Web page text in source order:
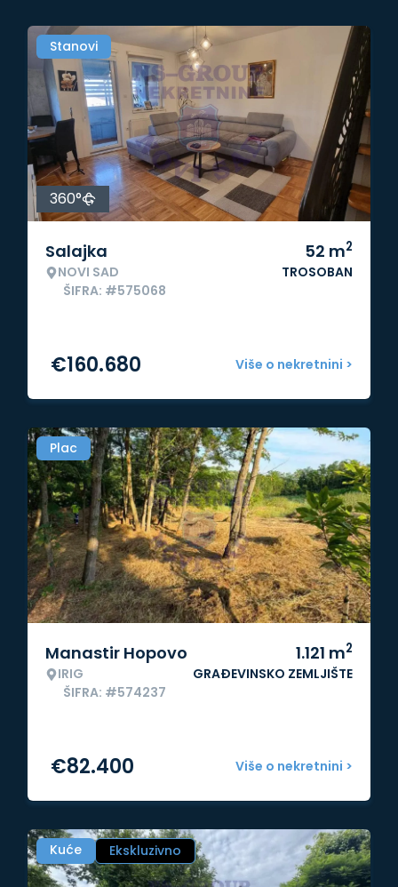
Stanovi
360°
Salajka
NOVI SAD
ŠIFRA: #575068
52 m2
TROSOBAN
Više o nekretnini >
€160.680
Plac
Manastir Hopovo
IRIG
ŠIFRA: #574237
1.121 m2
GRAĐEVINSKO ZEMLJIŠTE
Više o nekretnini >
€82.400
Kuće Ekskluzivno